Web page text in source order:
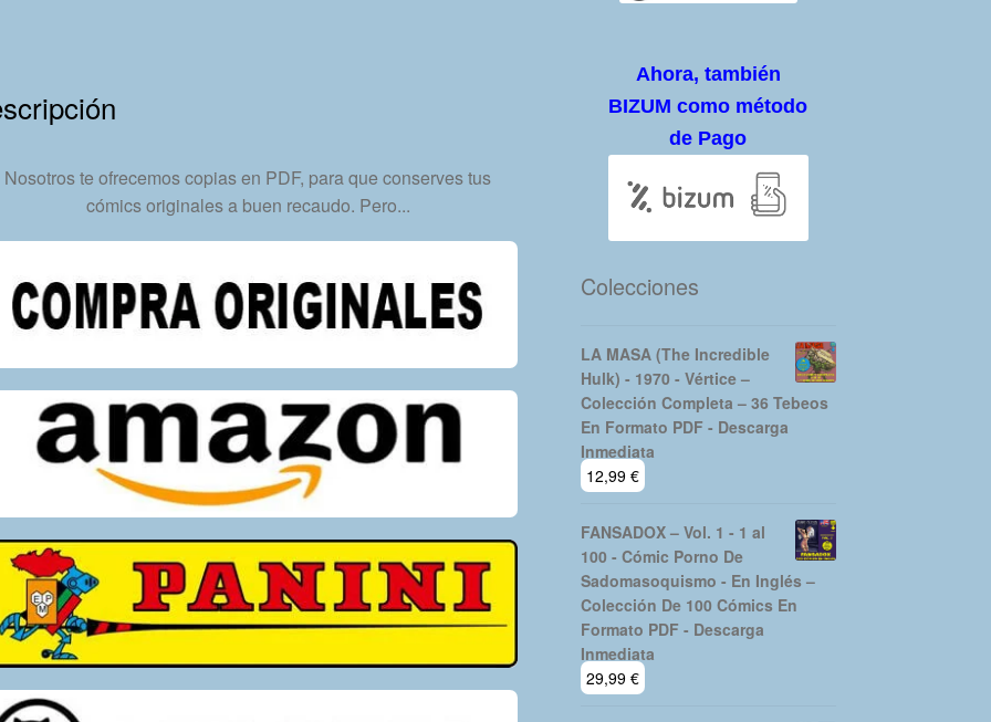
Formato
PDF
Descarga
Inmediata
Nosotros te ofrecemos copias en PDF, para que conserves tus
cómics originales a buen recaudo. Pero...
Ahora, también
BIZUM como método
de Pago
Colecciones
LA MASA (The Incredible
Hulk) - 1970 - Vértice –
Colección Completa – 36 Tebeos
En Formato PDF - Descarga
Inmediata
12,99 €
FANSADOX – Vol. 1 - 1 al
100 - Cómic Porno De
Sadomasoquismo - En Inglés –
Colección De 100 Cómics En
Formato PDF - Descarga
Inmediata
29,99 €